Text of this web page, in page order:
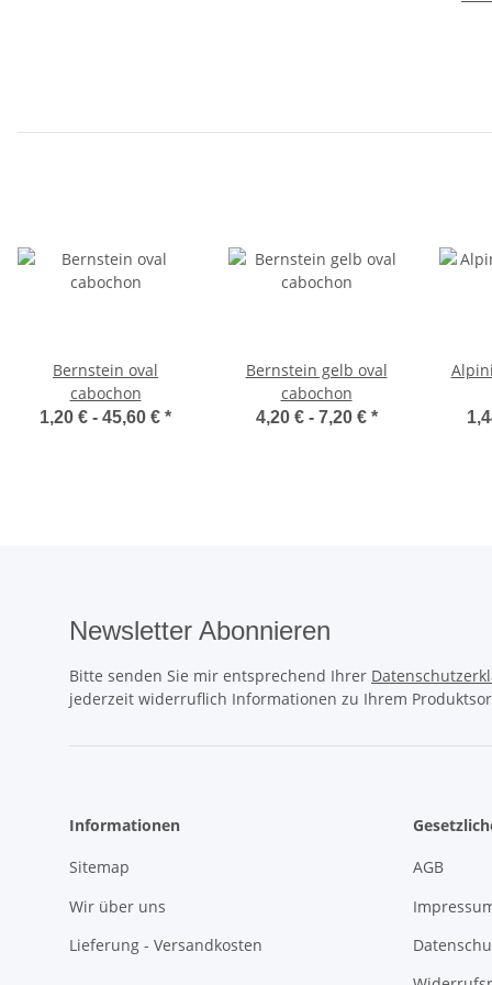
Bernstein oval
cabochon
1,20 € - 45,60 € *
Bernstein gelb oval
cabochon
4,20 € - 7,20 € *
Newsletter Abonnieren
Bitte senden Sie mir entsprechend Ihrer
jederzeit widerruflich Informationen zu Ihrem
Informationen
Sitemap
Wir über uns
Lieferung - Versandkosten
AGB